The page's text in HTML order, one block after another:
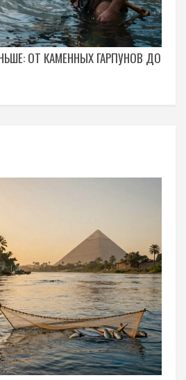
ОТ КАМЕННЫХ ГАРПУНОВ ДО